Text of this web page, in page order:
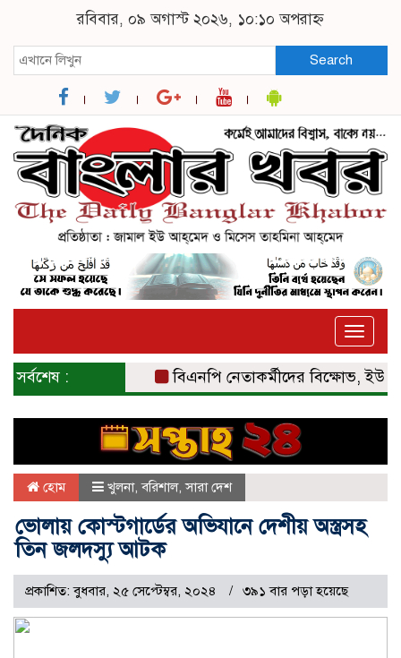
রবিবার, ০৯ অগাস্ট ২০২৬, ১০:১০ অপরাহ্ন
Search
Toggle
সর্বশেষ : বিএনপি নেতাকর্মীদের বিক্ষোভ, ইউএনও
হোম খুলনা,বরিশাল,সারা দেশ
ভোলায় কোস্টগার্ডের অভিযানে দেশীয় অস্ত্রসহ
তিন জলদস্যু আটক
প্রকাশিত: বুধবার, ২৫ সেপ্টেম্বর, ২০২৪ ৩৯১ বার পড়া হয়েছে